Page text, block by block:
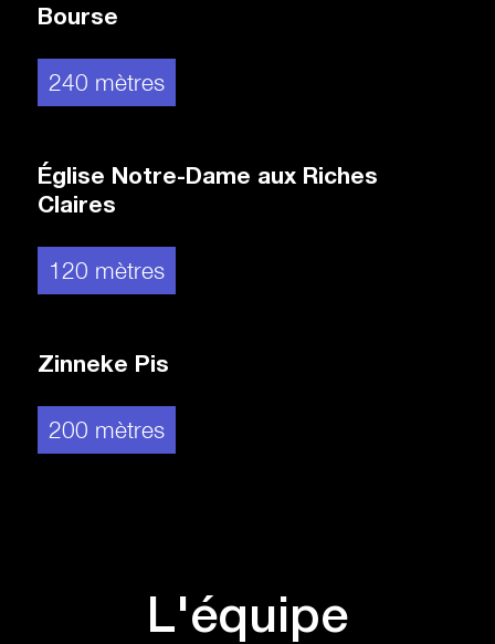
Bourse
240 mètres
Église Notre-Dame aux Riches
Claires
120 mètres
Zinneke Pis
200 mètres
L'équipe